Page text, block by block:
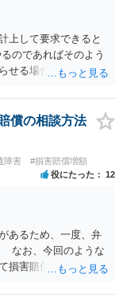
上して要求できると
のであればそのよう
せる場合には、そこ
ージなので頼むのも
もしれませんし、交
務所も多いように思
みるとよいかもしれ
で、法律事務所に問
償の相談方法
障害 #損害賠償増額
役にたった 12
あるため、一度、弁
なお、今回のような
損害賠償請求する際
認してみて下さい。